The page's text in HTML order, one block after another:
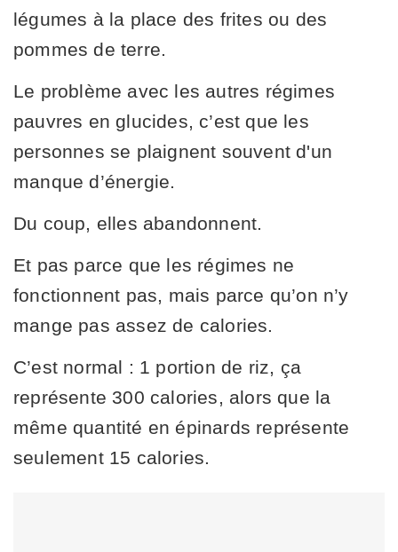
légumes à la place des frites ou des
pommes de terre.
Le problème avec les autres régimes
pauvres en glucides, c’est que les
personnes se plaignent souvent d'un
manque d’énergie.
Du coup, elles abandonnent.
Et pas parce que les régimes ne
fonctionnent pas, mais parce qu’on n’y
mange pas assez de calories.
C’est normal : 1 portion de riz, ça
représente 300 calories, alors que la
même quantité en épinards représente
seulement 15 calories.